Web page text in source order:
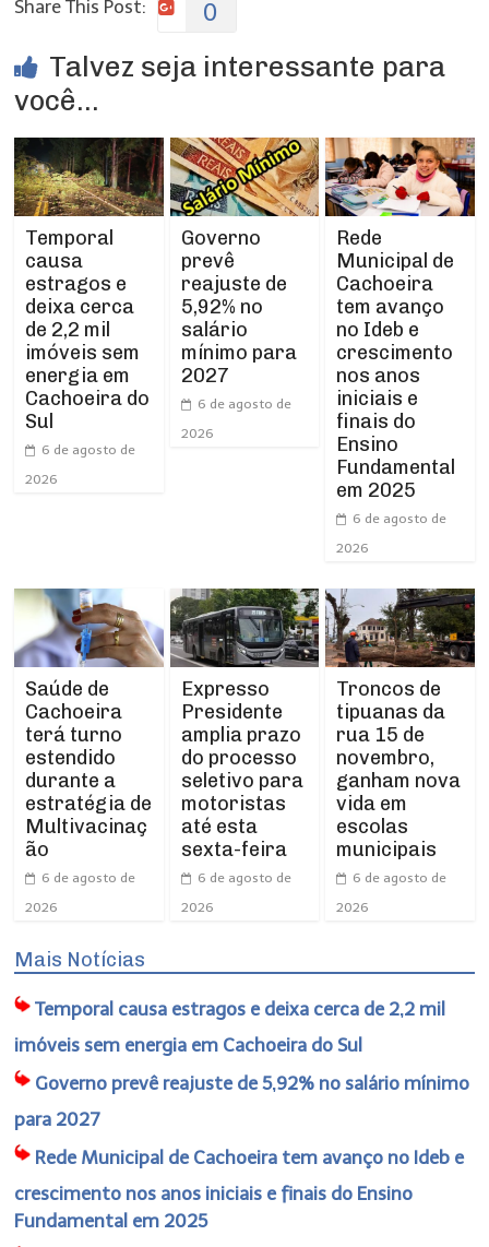
Share This Post: 0
Talvez seja interessante para
você...
Temporal
causa
estragos e
deixa cerca
de 2,2 mil
imóveis sem
energia em
Cachoeira do
Sul
6 de agosto de
2026
Governo
prevê
reajuste de
5,92% no
salário
mínimo para
2027
6 de agosto de
2026
Rede
Municipal de
Cachoeira
tem avanço
no Ideb e
crescimento
nos anos
iniciais e
finais do
Ensino
Fundamental
em 2025
6 de agosto de
2026
Saúde de
Cachoeira
terá turno
estendido
durante a
estratégia de
Multivacinaç
ão
6 de agosto de
2026
Expresso
Presidente
amplia prazo
do processo
seletivo para
motoristas
até esta
sexta-feira
6 de agosto de
2026
Troncos de
tipuanas da
rua 15 de
novembro,
ganham nova
vida em
escolas
municipais
6 de agosto de
2026
Mais Notícias
Temporal causa estragos e deixa cerca de 2,2 mil
imóveis sem energia em Cachoeira do Sul
Governo prevê reajuste de 5,92% no salário mínimo
para 2027
Rede Municipal de Cachoeira tem avanço no Ideb e
crescimento nos anos iniciais e finais do Ensino
Fundamental em 2025